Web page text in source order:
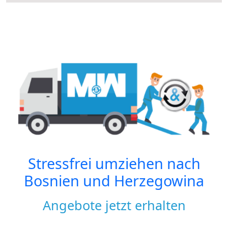
Stressfrei umziehen nach
Bosnien und Herzegowina
Angebote jetzt erhalten